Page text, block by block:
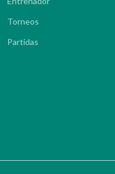
Torneos
Partidas